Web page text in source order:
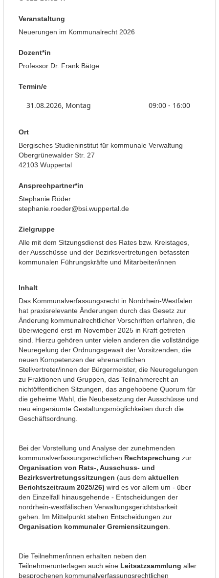
Veranstaltung
Neuerungen im Kommunalrecht 2026
Dozent*in
Professor Dr. Frank Bätge
Termin/e
31.08.2026, Montag 09:00 - 16:00
Ort
Bergisches Studieninstitut für kommunale Verwaltung
Obergrünewalder Str. 27
42103 Wuppertal
Ansprechpartner*in
Stephanie Röder
stephanie.roeder@bsi.wuppertal.de
Zielgruppe
Alle mit dem Sitzungsdienst des Rates bzw. Kreistages,
der Ausschüsse und der Bezirksvertretungen befassten
kommunalen Führungskräfte und Mitarbeiter/innen
Inhalt
Das Kommunalverfassungsrecht in Nordrhein-Westfalen
hat praxisrelevante Änderungen durch das Gesetz zur
Änderung kommunalrechtlicher Vorschriften erfahren, die
überwiegend erst im November 2025 in Kraft getreten
sind. Hierzu gehören unter vielen anderen die vollständige
Neuregelung der Ordnungsgewalt der Vorsitzenden, die
neuen Kompetenzen der ehrenamtlichen
Stellvertreter/innen der Bürgermeister, die Neuregelungen
zu Fraktionen und Gruppen, das Teilnahmerecht an
nichtöffentlichen Sitzungen, das angehobene Quorum für
die geheime Wahl, die Neubesetzung der Ausschüsse und
neu eingeräumte Gestaltungsmöglichkeiten durch die
Geschäftsordnung.
Bei der Vorstellung und Analyse der zunehmenden
kommunalverfassungsrechtlichen Rechtsprechung zur
Organisation von Rats-, Ausschuss- und
Bezirksvertretungssitzungen (aus demaktuellen
Berichtszeitraum 2025/26) wird es vor allem um - über
den Einzelfall hinausgehende - Entscheidungen der
nordrhein-westfälischen Verwaltungsgerichtsbarkeit
gehen. Im Mittelpunkt stehen Entscheidungen zur
Organisation kommunaler Gremiensitzungen
Die Teilnehmer/innen erhalten neben den
Teilnehmerunterlagen auch eine Leitsatzsammlung aller
besprochenen kommunalverfassungsrechtlichen